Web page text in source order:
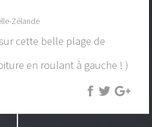
Zélande
cette belle plage de
en roulant à gauche ! )